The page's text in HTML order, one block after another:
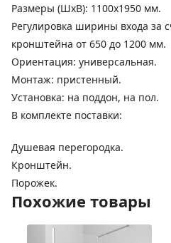
Размеры (ШхВ): 1100х1950 мм.
Регулировка ширины входа за
кронштейна от 650 до 1200 мм.
Ориентация: универсальная.
Монтаж: пристенный.
Установка: на поддон, на пол.
В комплекте поставки:
Душевая перегородка.
Кронштейн.
Порожек.
Похожие товары